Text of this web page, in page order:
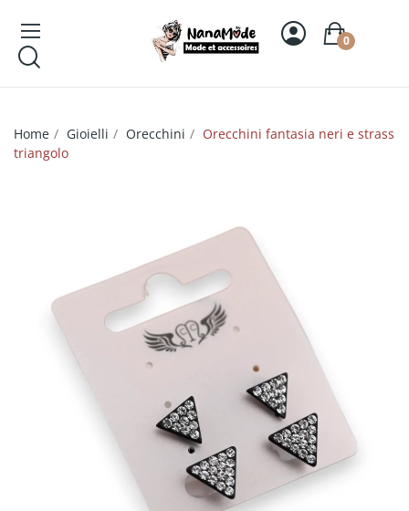
0
Home Gioielli Orecchini
Orecchini fantasia neri e strass
triangolo